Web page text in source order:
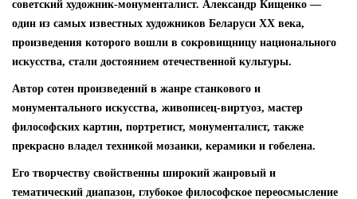
советский художник-монументалист. Александр Кищенко —
один из самых известных художников Беларуси ХХ века,
произведения которого вошли в сокровищницу национального
искусства, стали достоянием отечественной культуры.
Автор сотен произведений в жанре станкового и
монументального искусства, живописец-виртуоз, мастер
философских картин, портретист, монументалист, также
прекрасно владел техникой мозаики, керамики и гобелена.
Его творчеству свойственны широкий жанровый и
тематический диапазон, глубокое философское переосмысление